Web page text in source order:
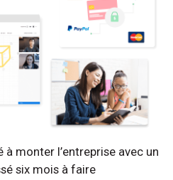
à monter l’entreprise avec un
six mois à faire